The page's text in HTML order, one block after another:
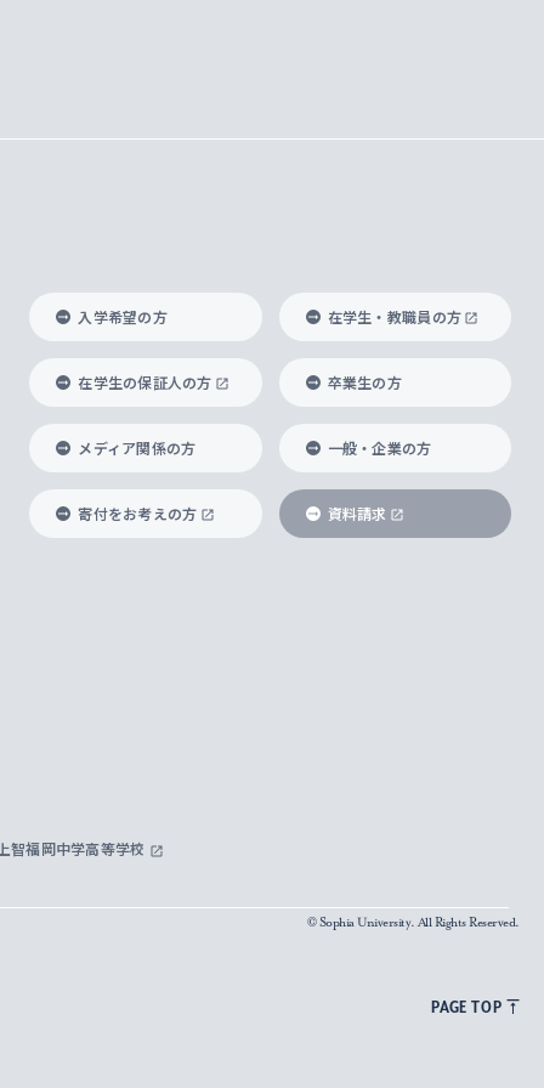
入学希望の方 在学生・教職員の方
在学生の保証人の方 卒業生の方
メディア関係の方 一般・企業の方
寄付をお考えの方 資料請求
智福岡中学高等学校
© Sophia University. All Rights Reserved.
PAGE TOP